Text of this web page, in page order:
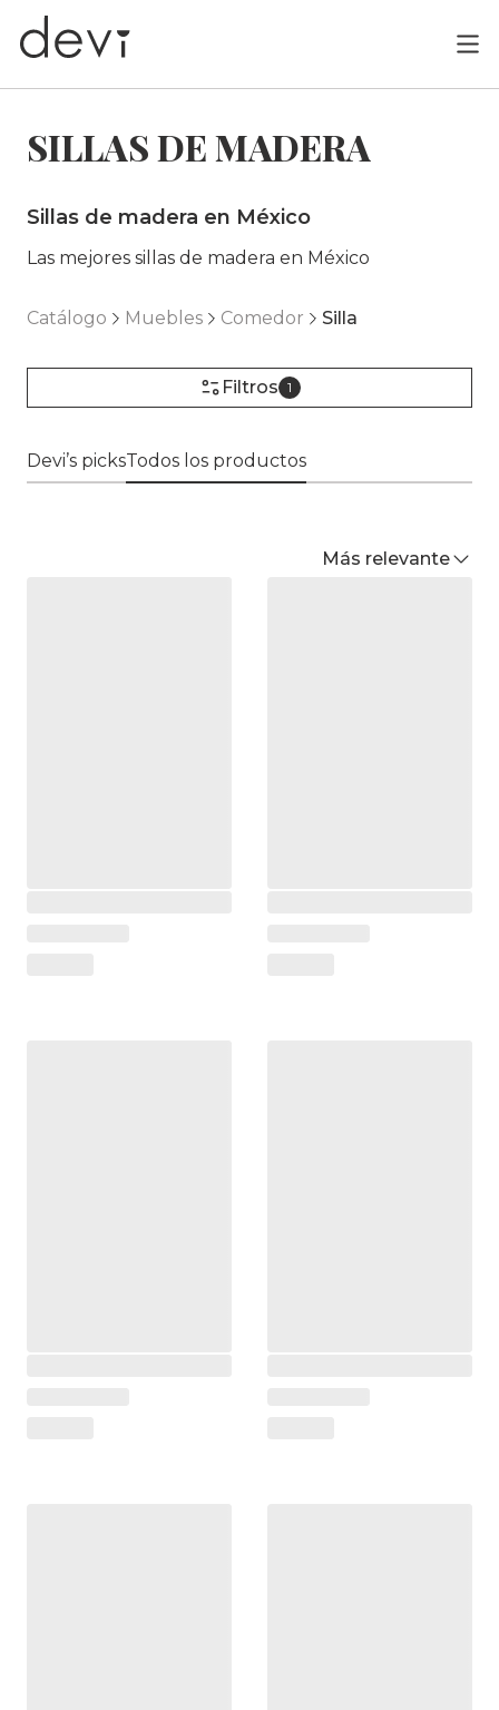
SILLAS DE MADERA
Sillas de madera en México
Las mejores sillas de madera en México
Catálogo Muebles Comedor Silla
Filtros 1
Devi’s picksTodos los productos
Más relevante